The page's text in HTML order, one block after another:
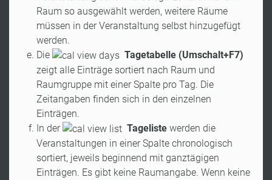
Raum so ausgewählt werden, weitere Räume
müssen in der Veranstaltung selbst hinzugefügt
werden.
Die
Tagetabelle (Umschalt+F7)
zeigt alle Einträge sortiert nach Raum und
Raumgruppe mit einer Spalte pro Tag. Die
Zeitangaben finden sich in den einzelnen
Einträgen.
In der
Tageliste werden die
Veranstaltungen in einer Spalte chronologisch
sortiert, jeweils beginnend mit ganztägigen
Einträgen. Es gibt keine Raumangabe. Wenn keine